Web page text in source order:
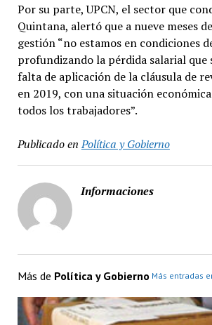
Por su parte, UPCN, el sector que
Quintana, alertó que a nueve meses
gestión “no estamos en condiciones
profundizando la pérdida salarial que
falta de aplicación de la cláusula de
en 2019, con una situación
todos los trabajadores”.
Publicado en Política y Gobierno
Informaciones
Más de Política y Gobierno Más entradas